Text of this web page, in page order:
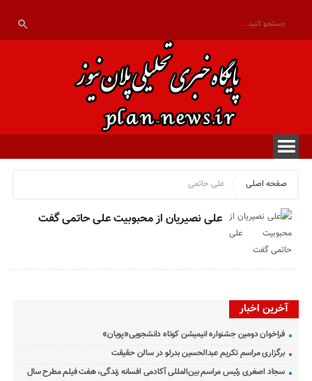
صفحه اصلی علی حاتمی
علی نصیریان از محبوبیت علی حاتمی گفت
آخرین اخبار
فراخوان دومین جشنواره انیمیشن کوتاه دانشجویی«پویان»
برگزاری مراسم تکریم عبدالحسین بدرلو در سالن حقیقت
سجاد اصغری رئیس مراسم بین‌المللی آکادمی افسانه زندگی، هفت فیلم مطرح سال